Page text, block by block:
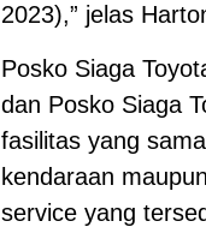
2023),” jelas
Posko Siaga
dan Posko Siaga
fasilitas yang
kendaraan
service yang